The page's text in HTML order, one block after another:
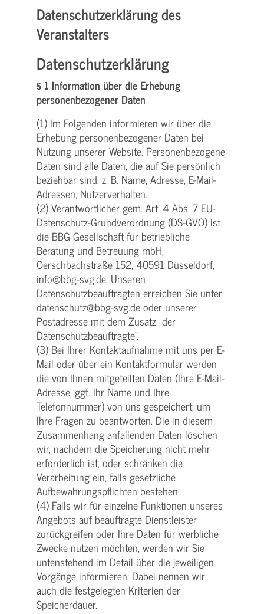
Datenschutzerklärung des
Veranstalters
Datenschutzerklärung
§ 1 Information über die Erhebung
personenbezogener Daten
(1) Im Folgenden informieren wir über die
Erhebung personenbezogener Daten bei
Nutzung unserer Website. Personenbezogene
Daten sind alle Daten, die auf Sie persönlich
beziehbar sind, z. B. Name, Adresse, E-Mail-
Adressen, Nutzerverhalten.
(2) Verantwortlicher gem. Art. 4 Abs. 7 EU-
Datenschutz-Grundverordnung (DS-GVO) ist
die BBG Gesellschaft für betriebliche
Beratung und Betreuung mbH,
Oerschbachstraße 152, 40591 Düsseldorf,
info@bbg-svg.de. Unseren
Datenschutzbeauftragten erreichen Sie unter
datenschutz@bbg-svg.de oder unserer
Postadresse mit dem Zusatz „der
Datenschutzbeauftragte“.
(3) Bei Ihrer Kontaktaufnahme mit uns per E-
Mail oder über ein Kontaktformular werden
die von Ihnen mitgeteilten Daten (Ihre E-Mail-
Adresse, ggf. Ihr Name und Ihre
Telefonnummer) von uns gespeichert, um
Ihre Fragen zu beantworten. Die in diesem
Zusammenhang anfallenden Daten löschen
wir, nachdem die Speicherung nicht mehr
erforderlich ist, oder schränken die
Verarbeitung ein, falls gesetzliche
Aufbewahrungspflichten bestehen.
(4) Falls wir für einzelne Funktionen unseres
Angebots auf beauftragte Dienstleister
zurückgreifen oder Ihre Daten für werbliche
Zwecke nutzen möchten, werden wir Sie
untenstehend im Detail über die jeweiligen
Vorgänge informieren. Dabei nennen wir
auch die festgelegten Kriterien der
Speicherdauer.